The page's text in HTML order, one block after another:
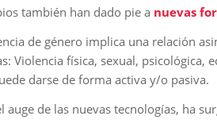
también han dado pie a nuevas
de género implica una relación
Violencia física, sexual, psicológica,
darse de forma activa y/o pasiva.
auge de las nuevas tecnologías, ha